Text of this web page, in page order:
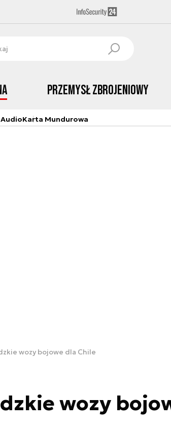
Przemysł Zbrojeniowy
Karta Mundurowa
wozy bojowe dla Chile
wozy